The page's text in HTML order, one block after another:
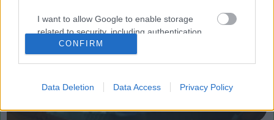
I want to allow Google to enable storage
related to security, including authentication
functionality and fraud prevention, and other
user protection.
CONFIRM
Data Deletion Data Access Privacy Policy